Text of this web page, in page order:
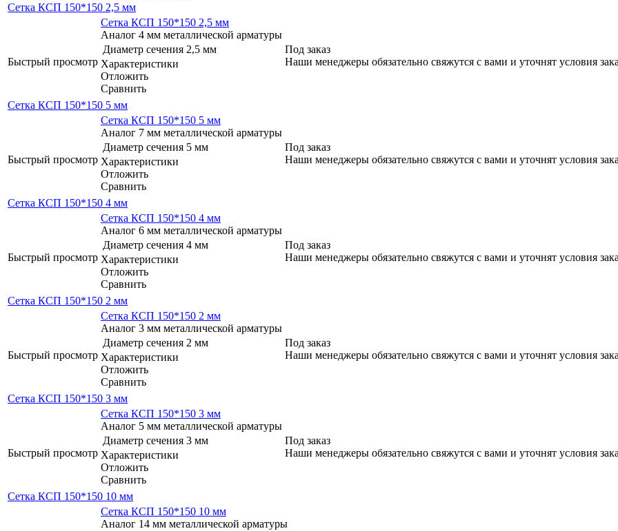
Сетка КСП 150*150 2,5 мм
Быстрый просмотр
Сетка КСП 150*150 2,5 мм
Аналог 4 мм металлической арматуры
Диаметр сечения 2,5 мм
Характеристики
Отложить
Сравнить
Под заказ
Наши менеджеры обязательно свяжутся с вами и уточнят условия
Сетка КСП 150*150 5 мм
Быстрый просмотр
Сетка КСП 150*150 5 мм
Аналог 7 мм металлической арматуры
Диаметр сечения 5 мм
Характеристики
Отложить
Сравнить
Под заказ
Наши менеджеры обязательно свяжутся с вами и уточнят условия
Сетка КСП 150*150 4 мм
Быстрый просмотр
Сетка КСП 150*150 4 мм
Аналог 6 мм металлической арматуры
Диаметр сечения 4 мм
Характеристики
Отложить
Сравнить
Под заказ
Наши менеджеры обязательно свяжутся с вами и уточнят условия
Сетка КСП 150*150 2 мм
Быстрый просмотр
Сетка КСП 150*150 2 мм
Аналог 3 мм металлической арматуры
Диаметр сечения 2 мм
Характеристики
Отложить
Сравнить
Под заказ
Наши менеджеры обязательно свяжутся с вами и уточнят условия
Сетка КСП 150*150 3 мм
Быстрый просмотр
Сетка КСП 150*150 3 мм
Аналог 5 мм металлической арматуры
Диаметр сечения 3 мм
Характеристики
Отложить
Сравнить
Под заказ
Наши менеджеры обязательно свяжутся с вами и уточнят условия
Сетка КСП 150*150 10 мм
Сетка КСП 150*150 10 мм
Аналог 14 мм металлической арматуры